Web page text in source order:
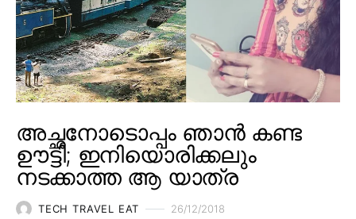
അച്ഛനോടൊപ്പം ഞാൻ കണ്ട
ഊട്ടി; ഇനിയൊരിക്കലും
നടക്കാത്ത ആ യാത്ര
TECH TRAVEL EAT 26/12/2018